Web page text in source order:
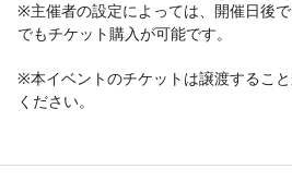
※主催者の設定によっては、開催日後
でもチケット購入が可能です。
※本イベントのチケットは譲渡するこ
ください。